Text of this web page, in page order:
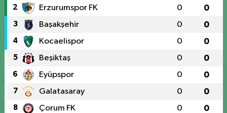
2 Erzurumspor FK 0 0
3 Başakşehir 0 0
4 Kocaelispor 0 0
5 Beşiktaş 0 0
6 Eyüpspor 0 0
7 Galatasaray 0 0
8 Çorum FK 0 0